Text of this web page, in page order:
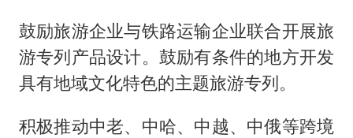
鼓励旅游企业与铁路运输企业联合开展旅
游专列产品设计。鼓励有条件的地方开发
具有地域文化特色的主题旅游专列。
积极推动中老、中哈、中越、中俄等跨境